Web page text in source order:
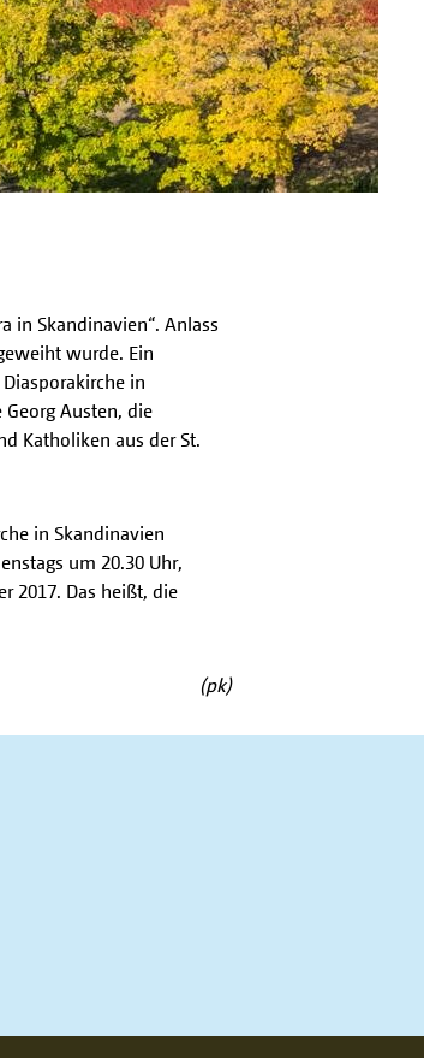
in Skandinavien“. Anlass
wurde. Ein
in
Austen, die
Katholiken aus der St.
in Skandinavien
um 20.30 Uhr,
2017. Das heißt, die
(pk)